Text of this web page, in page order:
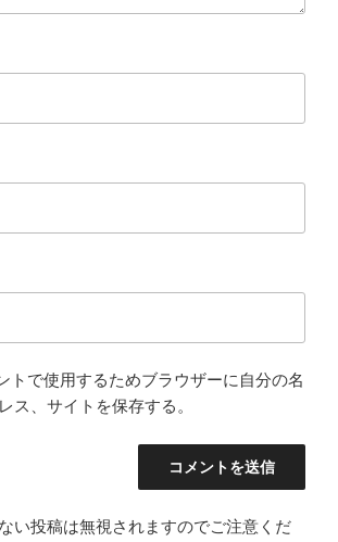
トで使用するためブラウザーに自分の名
ス、サイトを保存する。
い投稿は無視されますのでご注意くだ